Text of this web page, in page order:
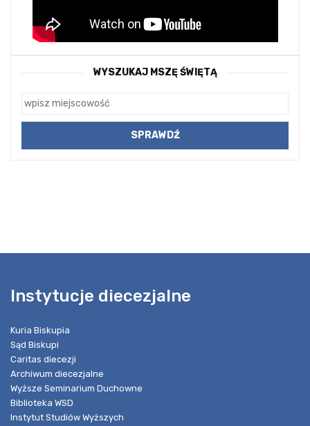
WYSZUKAJ MSZĘ ŚWIĘTĄ
Instytucje diecezjalne
Kuria Biskupia
Sąd Biskupi
Caritas diecezji
Archiwum diecezjalne
Wyższe Seminarium Duchowne
Biblioteka WSD
Instytut Studiów Wyższych